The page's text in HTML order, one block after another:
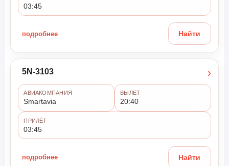
03:45
подробнее Найти
5N-3103 ›
АВИАКОМПАНИЯ
Smartavia
ВЫЛЕТ
20:40
ПРИЛЁТ
03:45
подробнее Найти